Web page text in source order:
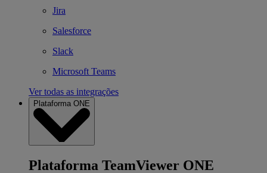
Jira
Salesforce
Slack
Microsoft Teams
Ver todas as integrações
Plataforma ONE
Plataforma TeamViewer ONE